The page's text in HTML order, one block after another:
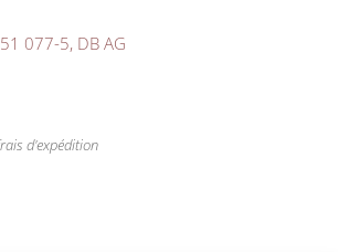
077-5, DB AG
d'expédition